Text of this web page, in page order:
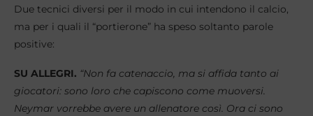
Due tecnici diversi per il modo in cui intendono il calcio,
ma per i quali il “portierone” ha speso soltanto parole
positive:
SU ALLEGRI. “Non fa catenaccio, ma si affida tanto ai
giocatori: sono loro che capiscono come muoversi.
Neymar vorrebbe avere un allenatore così. Ora ci sono